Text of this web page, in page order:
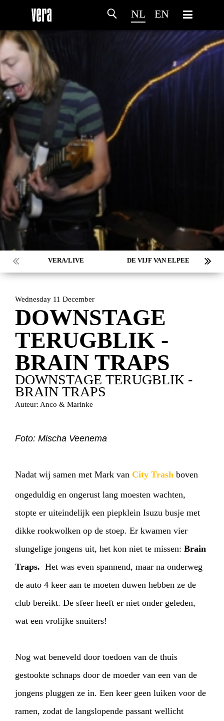
NL EN
HOME PROGRAMMA
NIEUWS
VERA/LIVE DE VIJF VAN ELPEE
Wednesday 11 December
DOWNSTAGE
TERUGBLIK -
BRAIN TRAPS
DOWNSTAGE TERUGBLIK -
BRAIN TRAPS
Auteur: Anco & Marinke
Foto: Mischa Veenema
Nadat wij samen met Mark van City Trash boven
ongeduldig en ongerust lang moesten wachten,
stopte er uiteindelijk een piepklein Isuzu busje met
dikke rookwolken op de stoep. Er kwamen vier
slungelige jongens uit, het kon niet te missen: Brain
Traps. Het was even spannend, maar na onderweg
de auto 4 keer aan te moeten duwen hebben ze de
club bereikt. De sfeer heeft er niet onder geleden,
wat een vrolijke snuiters!
Nog wat beneveld door toedoen van de thuis
gestookte schnaps door de moeder van een van de
jongens pluggen ze in. Een keer geen luiken voor de
ramen, zodat de langslopende passant wellicht